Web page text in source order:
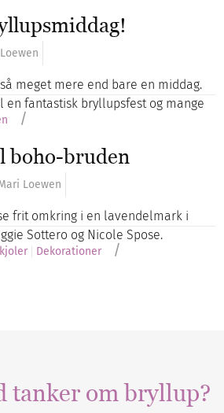
meget mere end bare en middag.
en fantastisk bryllupsfest og mange
/
boho-bruden
Loewen
frit omkring i en lavendelmark i
Sottero og Nicole Spose.
Dekorationer /
tanker om bryllup?